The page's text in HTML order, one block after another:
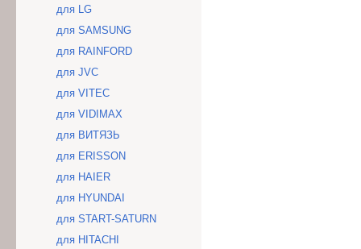
для LG
для SAMSUNG
для RAINFORD
для JVC
для VITEC
для VIDIMAX
для ВИТЯЗЬ
для ERISSON
для HAIER
для HYUNDAI
для START-SATURN
для HITACHI